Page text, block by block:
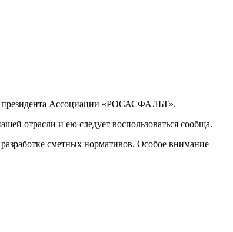
президента Ассоциации «РОСАСФАЛЬТ».
отрасли и ею следует воспользоваться сообща.
сметных нормативов. Особое внимание